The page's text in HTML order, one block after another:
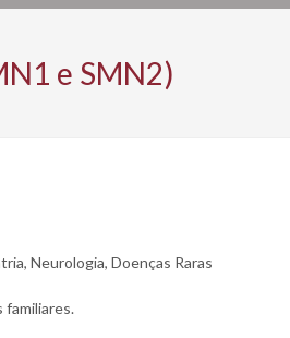
e SMN2)
Neurologia, Doenças Raras
familiares.